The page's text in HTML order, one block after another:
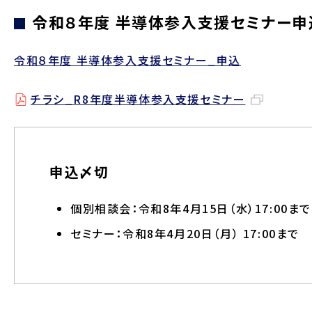
令和８年度 半導体参入支援セミナー申
令和８年度 半導体参入支援セミナー_申込
チラシ_R8年度半導体参入支援セミナー
申込〆切
個別相談会：令和8年4月15日（水）17:00まで
セミナー：令和8年4月20日（月） 17:00まで